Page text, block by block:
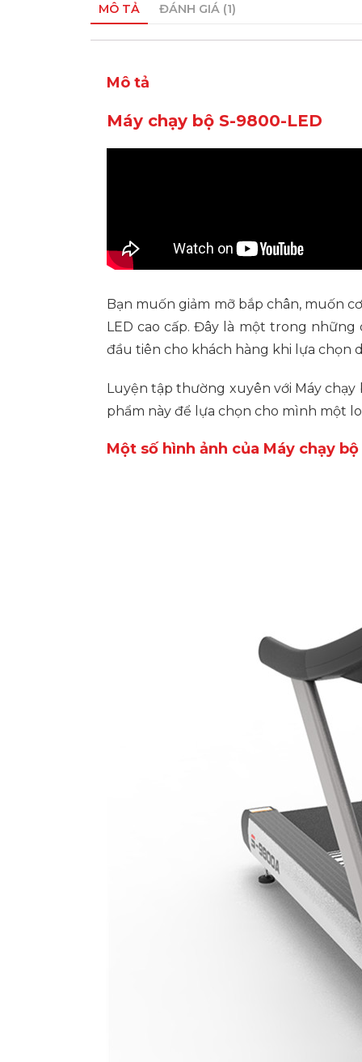
MÔ TẢ ĐÁNH GIÁ (1)
Mô tả
Máy chạy bộ S-9800-LED
Bạn muốn giảm mỡ bắp chân, muốn
LED cao cấp. Đây là một trong
đầu tiên cho khách hàng khi lựa chọn
Luyện tập thường xuyên với Máy chạy
phẩm này để lựa chọn cho mình một
Một số hình ảnh của Máy chạy